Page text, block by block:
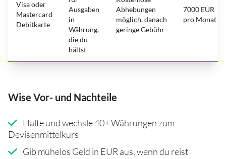
Visa oder
Mastercard
Debitkarte
Ausgaben
in
Währung,
die du
hältst
Abhebungen
möglich, danach
geringe Gebühr
7000 EUR
pro Monat
Wise Vor- und Nachteile
Halte und wechsle 40+ Währungen zum
Devisenmittelkurs
Gib mühelos Geld in EUR aus, wenn du reist